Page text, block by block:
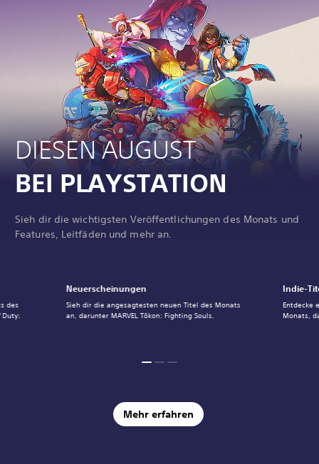
DIESEN AUGUST
BEI PLAYSTATION
Sieh dir die wichtigsten Veröffentlichungen des Monats und
Features, Leitfäden und mehr an.
Neuerscheinungen
Sieh dir die angesagtesten neuen Titel des Monats
an, darunter MARVEL Tōkon: Fighting Souls.
Indie-
Entdecke
Monats,
des
Duty:
Mehr erfahren